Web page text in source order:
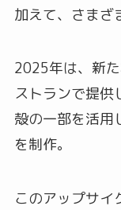
加えて、さまざ
2025年は、新
ストランで提供
殻の一部を活用
を制作。
このアップサイ